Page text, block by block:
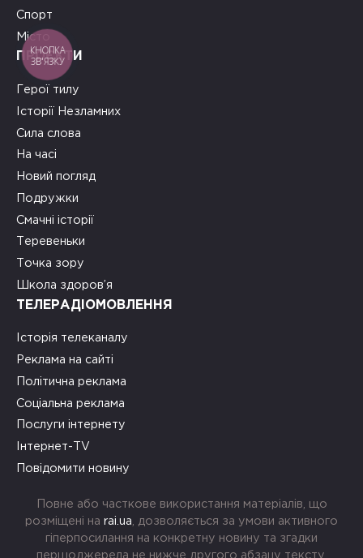
Спорт
Місто
ПРОЄКТИ
Герої тилу
Історії Незламних
Сила слова
На часі
Новий погляд
Подружки
Смачні історії
Теревеньки
Точка зору
Школа здоров’я
ТЕЛЕРАДІОМОВЛЕННЯ
Історія телеканалу
Реклама на сайті
Політична реклама
Соціальна реклама
Послуги інтернету
Інтернет-TV
Повідомити новину
Повне або часткове використання матеріалів, що
розміщені на rai.ua , дозволяється за умови активного
гіперпосилання на конкретну новину та згадки
першоджерела не нижче другого абзацу тексту.
КНОПКА
ЗВ'ЯЗКУ